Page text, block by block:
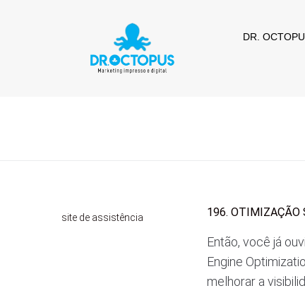
DR.
site de assistência 196. OTIMIZAÇÃO
Então, você já
Engine
melhorar a